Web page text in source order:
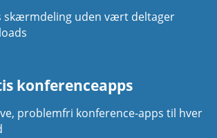
skærmdeling uden vært deltager
konferenceapps
problemfri konference-apps til hver